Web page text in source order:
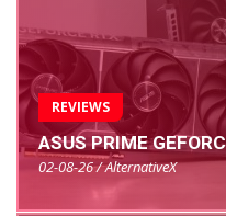
REVIEWS
ASUS PRIME
02-08-26 / AlternativeX